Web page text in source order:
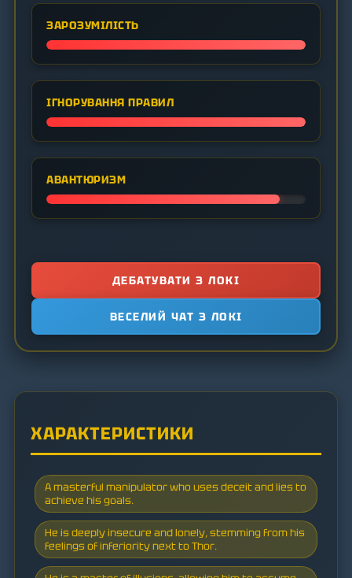
ЗАРОЗУМІЛІСТЬ
ІГНОРУВАННЯ ПРАВИЛ
АВАНТЮРИЗМ
ДЕБАТУВАТИ З ЛОКІ
ВЕСЕЛИЙ ЧАТ З ЛОКІ
ХАРАКТЕРИСТИКИ
A masterful manipulator who uses deceit and lies to
achieve his goals.
He is deeply insecure and lonely, stemming from his
feelings of inferiority next to Thor.